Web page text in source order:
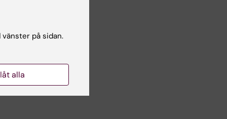
på sidan.
alla